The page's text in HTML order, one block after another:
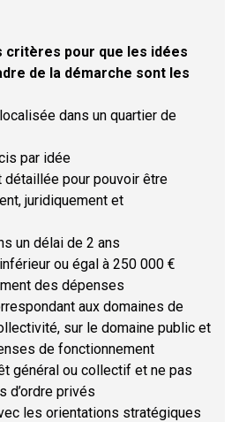
critères pour que les idées
de la démarche sont les
dans un quartier de
par idée
détaillée pour pouvoir être
juridiquement et
un délai de 2 ans
ou égal à 250 000 €
des dépenses
aux domaines de
sur le domaine public et
de fonctionnement
général ou collectif et ne pas
d’ordre privés
les orientations stratégiques